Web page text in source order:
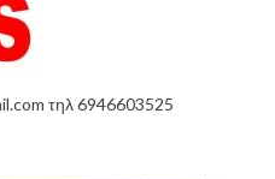
τηλ 6946603525